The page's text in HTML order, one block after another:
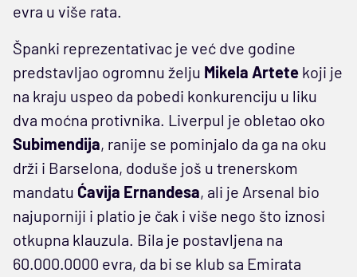
evra u više rata.
Španki reprezentativac je već dve godine
predstavljao ogromnu želju Mikela Artete koji je
na kraju uspeo da pobedi konkurenciju u liku
dva moćna protivnika. Liverpul je obletao oko
Subimendija, ranije se pominjalo da ga na oku
drži i Barselona, doduše još u trenerskom
mandatu Ćavija Ernandesa, ali je Arsenal bio
najuporniji i platio je čak i više nego što iznosi
otkupna klauzula. Bila je postavljena na
60.000.0000 evra, da bi se klub sa Emirata